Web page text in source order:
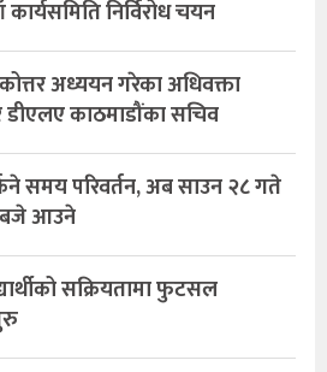
कार्यसमिति निर्विरोध चयन
अध्ययन गरेका अधिवक्ता
डीएलए काठमाडौंका सचिव
समय परिवर्तन, अब साउन २८ गते
बजे आउने
सक्रियतामा फुटसल